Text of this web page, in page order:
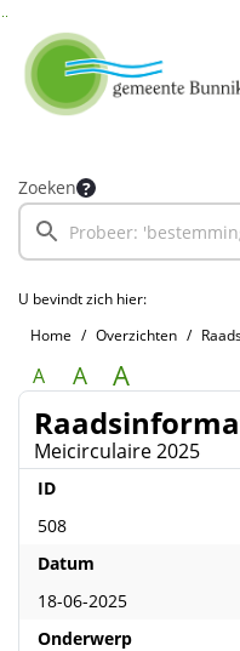
Zoeken
U bevindt zich hier:
Home
Overzichten
A A A
Meicirculaire 2025
ID
508
Datum
18-06-2025
Onderwerp